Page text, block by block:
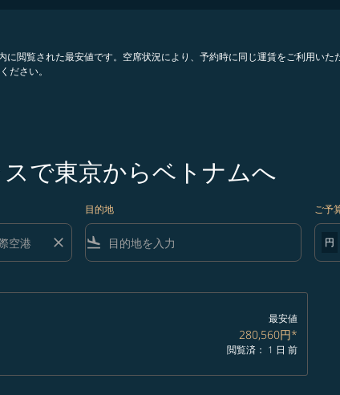
閲覧された最安値です。空席状況により、予約時に同じ運賃をご利用い
ださい。
で東京からベトナムへ
close
目的地
flight_land
ご予
円
最安値
280,560円*
閲覧済： 1 日 前